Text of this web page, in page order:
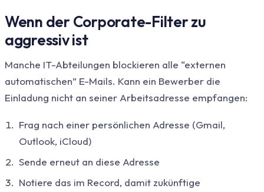
Wenn der Corporate-Filter zu
aggressiv ist
Manche IT-Abteilungen blockieren alle “externen
automatischen” E-Mails. Kann ein Bewerber die
Einladung nicht an seiner Arbeitsadresse empfangen:
Frag nach einer persönlichen Adresse (Gmail,
Outlook, iCloud)
Sende erneut an diese Adresse
Notiere das im Record, damit zukünftige